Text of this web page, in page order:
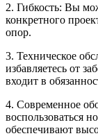
2. Гибкость: Вы
конкретного
опор.
3. Техническое
избавляетесь от
входит в
4. Современное
воспользоваться
обеспечивают